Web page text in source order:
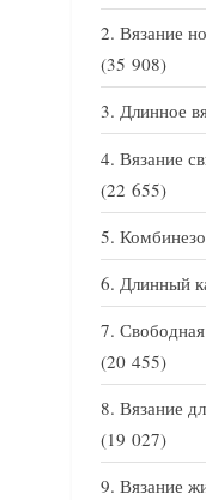
Вязание
(35 908)
Длинное
Вязание
(22 655)
Длинный
(20 455)
Вязание
(19 027)
Вязание